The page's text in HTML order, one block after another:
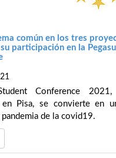
común en los tres
su participación en la
Conference
en Pisa, se convierte en
de la covid19.